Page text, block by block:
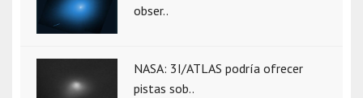
obser..
NASA: 3I/ATLAS podría ofrecer
pistas sob..